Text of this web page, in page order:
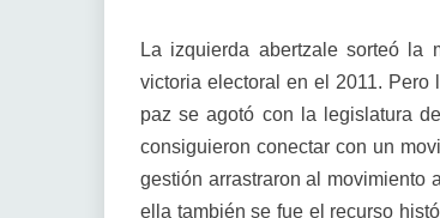
La izquierda abertzale sorteó la
victoria electoral en el 2011.
paz se agotó con la legislatura
consiguieron conectar con un
gestión arrastraron al movimiento
ella también se fue el recurso